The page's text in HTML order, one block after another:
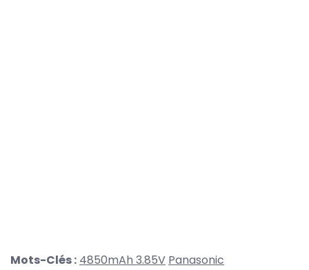
Mots-Clés : 4850mAh 3.85V Panasonic